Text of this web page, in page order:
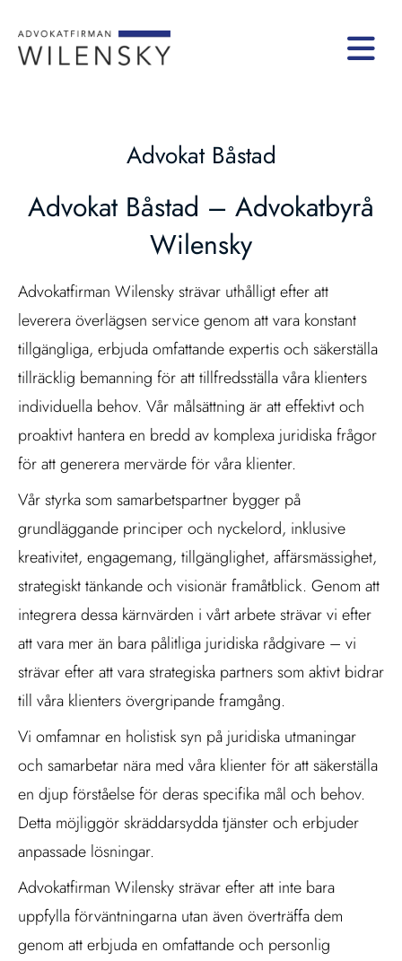
Advokat Båstad
Advokat Båstad – Advokatbyrå
Wilensky
Advokatfirman Wilensky strävar uthålligt efter att
leverera överlägsen service genom att vara konstant
tillgängliga, erbjuda omfattande expertis och säkerställa
tillräcklig bemanning för att tillfredsställa våra klienters
individuella behov. Vår målsättning är att effektivt och
proaktivt hantera en bredd av komplexa juridiska frågor
för att generera mervärde för våra klienter.
Vår styrka som samarbetspartner bygger på
grundläggande principer och nyckelord, inklusive
kreativitet, engagemang, tillgänglighet, affärsmässighet,
strategiskt tänkande och visionär framåtblick. Genom att
integrera dessa kärnvärden i vårt arbete strävar vi efter
att vara mer än bara pålitliga juridiska rådgivare – vi
strävar efter att vara strategiska partners som aktivt bidrar
till våra klienters övergripande framgång.
Vi omfamnar en holistisk syn på juridiska utmaningar
och samarbetar nära med våra klienter för att säkerställa
en djup förståelse för deras specifika mål och behov.
Detta möjliggör skräddarsydda tjänster och erbjuder
anpassade lösningar.
Advokatfirman Wilensky strävar efter att inte bara
uppfylla förväntningarna utan även överträffa dem
genom att erbjuda en omfattande och personlig